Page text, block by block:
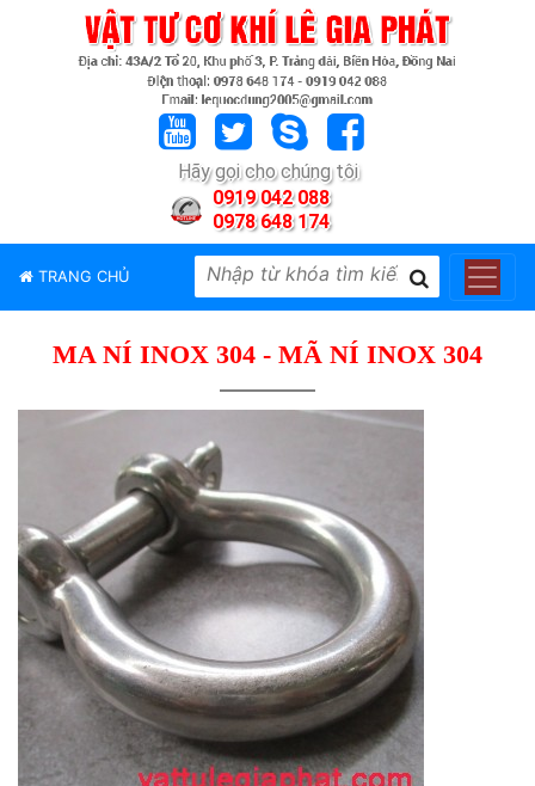
Hãy gọi cho chúng tôi
0919 042 088
0978 648 174
TRANG CHỦ
PHẨM
HIỆU
MA NÍ INOX 304 - MÃ NÍ INOX 304